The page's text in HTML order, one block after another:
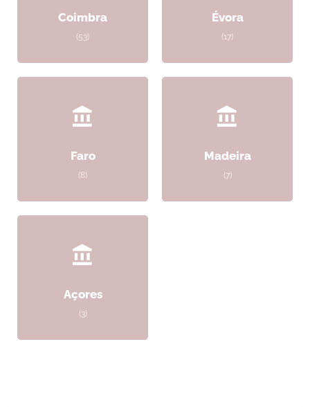
Coimbra
(53)
Évora
(17)
Faro
(8)
Madeira
(7)
Açores
(3)